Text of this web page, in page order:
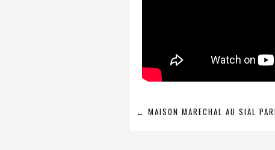
NAVIGATION
← MAISON MARECHAL AU SIAL